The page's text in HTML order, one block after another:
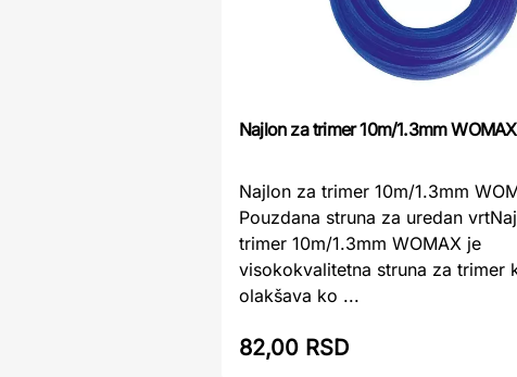
Najlon za trimer 10m/1.3mm WOMAX
Najlon za trimer 10m/1.3mm
Pouzdana struna za uredan
trimer 10m/1.3mm WOMAX je
visokokvalitetna struna za trimer
olakšava ko ...
82,00 RSD